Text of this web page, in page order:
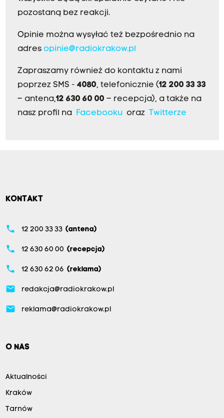
pozostaną bez reakcji.
Opinie można wysyłać też bezpośrednio na
adres opinie@radiokrakow.pl
Zapraszamy również do kontaktu z nami
poprzez SMS - 4080, telefonicznie (12 200 33 33
– antena,12 630 60 00 – recepcja), a także na
nasz profil na Facebookuoraz Twitterze
KONTAKT
phone 12 200 33 33 (antena)
phone 12 630 60 00 (recepcja)
phone 12 630 62 06 (reklama)
email redakcja@radiokrakow.pl
email reklama@radiokrakow.pl
O NAS
Aktualności
Kraków
Tarnów